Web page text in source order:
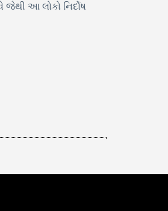
આ લોકો નિર્દોષ